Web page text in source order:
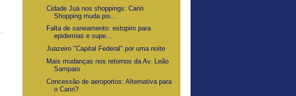
Cidade Juá nos shoppings: Cariri
Shopping muda pis...
Falta de saneamento: estopim para
epidemias e supe...
Juazeiro "Capital Federal" por uma noite
Mais mudanças nos retornos da Av. Leão
Sampaio
Concessão de aeroportos: Alternativa para
o Cariri?